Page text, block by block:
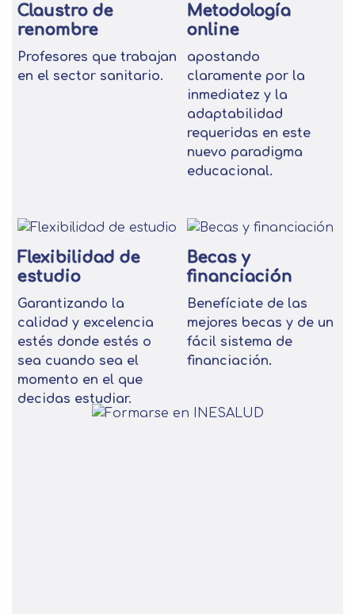
Claustro de
renombre
Profesores que trabajan
en el sector sanitario.
Metodología
online
apostando
claramente por la
inmediatez y la
adaptabilidad
requeridas en este
nuevo paradigma
educacional.
Flexibilidad de
estudio
Garantizando la
calidad y excelencia
estés donde estés o
sea cuando sea el
momento en el que
decidas estudiar.
Becas y
financiación
Benefíciate de las
mejores becas y de un
fácil sistema de
financiación.